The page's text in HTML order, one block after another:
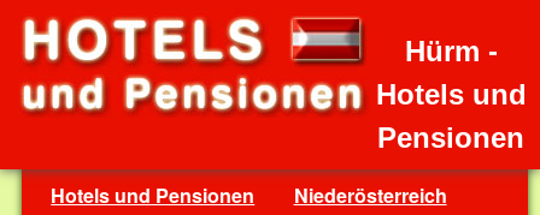
Hürm -
Hotels und
Pensionen
Hotels und Pensionen
Niederösterreich